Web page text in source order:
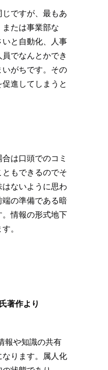
ですが、最もあ
たは事業部な
と自動化、人事
でなんとかでき
がちです。その
進してしまうと
は口頭でのコミ
もできるのでそ
ないように思わ
の準備である暗
情報の形式地下
。
著作より
報や知識の共有
ります。属人化